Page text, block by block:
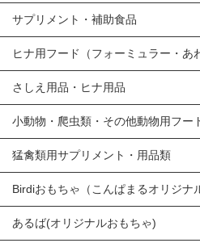
サプリメント・補助食品
ヒナ用フード（フォーミュラー・あ
さしえ用品・ヒナ用品
小動物・爬虫類・その他動物用フー
猛禽類用サプリメント・用品類
Birdiおもちゃ（こんぱまるオリジナ
あるば(オリジナルおもちゃ)